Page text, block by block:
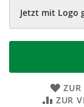
Jetzt mit Logo
ZUR
ZUR